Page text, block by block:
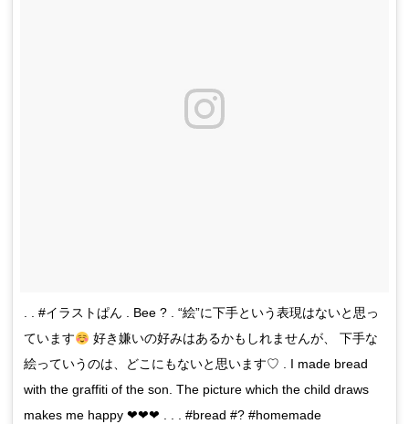
. . #イラストぱん . Bee ? . “絵”に下手という表現はないと思っ
ています
好き嫌いの好みはあるかもしれませんが、 下手な
絵っていうのは、どこにもないと思います♡ . I made bread
with the graffiti of the son. The picture which the child draws
makes me happy ❤︎❤︎❤︎ . . . #bread #? #homemade